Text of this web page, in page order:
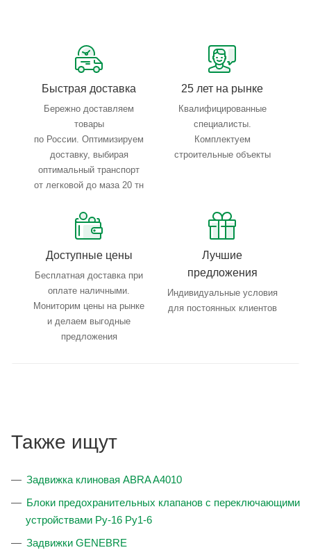
Тройной весовой контроль: въезд, погрузка, выезд
Быстрая доставка
Бережно доставляем
товары
по России. Оптимизируем
доставку, выбирая
оптимальный транспорт
от легковой до маза 20 тн
25 лет на рынке
Квалифицированные
специалисты.
Комплектуем
строительные объекты
Доступные цены
Бесплатная доставка при
оплате наличными.
Мониторим цены на рынке
и делаем выгодные
предложения
Лучшие
предложения
Индивидуальные условия
для постоянных клиентов
Также ищут
Задвижка клиновая ABRA A4010
Блоки предохранительных клапанов с переключающими
устройствами Ру-16 Ру1-6
Задвижки GENEBRE